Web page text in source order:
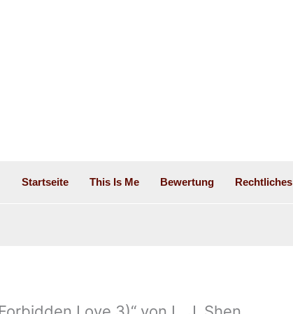
Startseite This Is Me Bewertung Rechtliches